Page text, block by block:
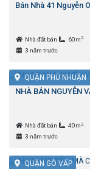
Bán Nhà 41 Nguyễn
Nhà đất bán 60m 2
3 năm trước
QUẬN PHÚ NHUẬN
NHÀ BÁN NGUYỄN
Nhà đất bán 40m 2
3 năm trước
QUẬN GÒ VẤP